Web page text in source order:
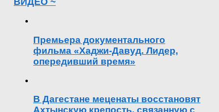
Премьера документального
фильма «Хаджи-Давуд. Лидер,
опередивший время»
В Дагестане меценаты восстановят